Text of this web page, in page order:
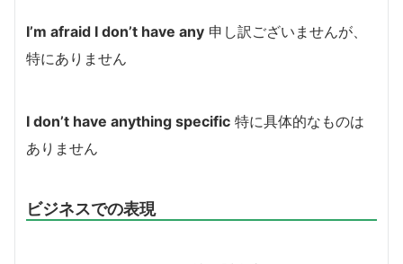
I’m afraid I don’t have any 申し訳ございませんが、
特にありません
I don’t have anything specific 特に具体的なものは
ありません
ビジネスでの表現